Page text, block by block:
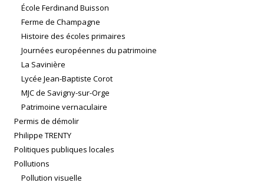
École Ferdinand Buisson
Ferme de Champagne
Histoire des écoles primaires
Journées européennes du patrimoine
La Savinière
Lycée Jean-Baptiste Corot
MJC de Savigny-sur-Orge
Patrimoine vernaculaire
Permis de démolir
Philippe TRENTY
Politiques publiques locales
Pollutions
Pollution visuelle